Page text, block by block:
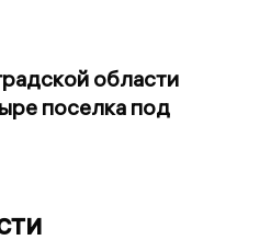
области
поселка под